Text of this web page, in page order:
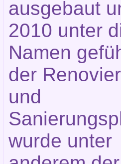
ausgebaut
2010 unter
Namen
der
und
wurde unter